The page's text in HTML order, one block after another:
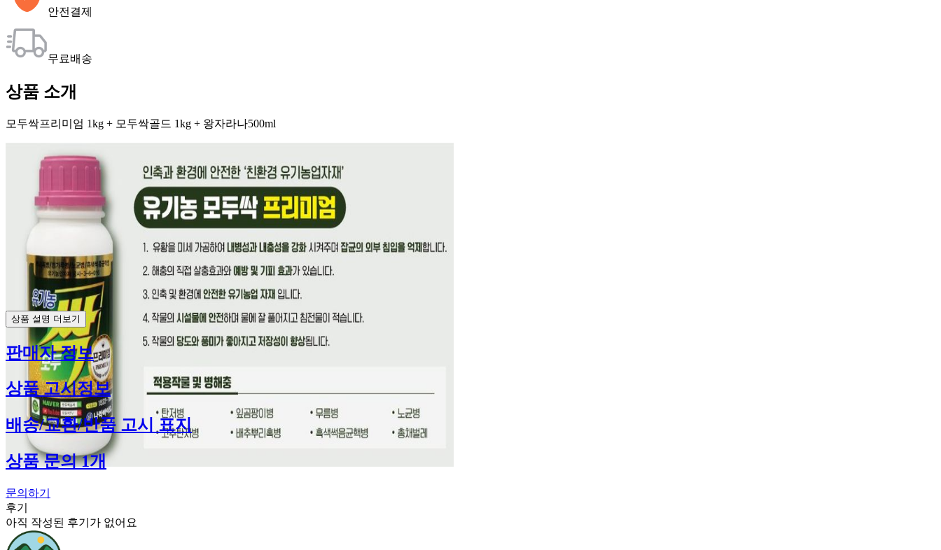
안전결제
무료배송
상품 소개
모두싹프리미엄 1kg + 모두싹골드 1kg + 왕자라나500ml
상품 설명 더보기
판매자 정보
상품 고시정보
배송/교환/반품 고시 표지
상품 문의 1개
문의하기
후기
아직 작성된 후기가 없어요